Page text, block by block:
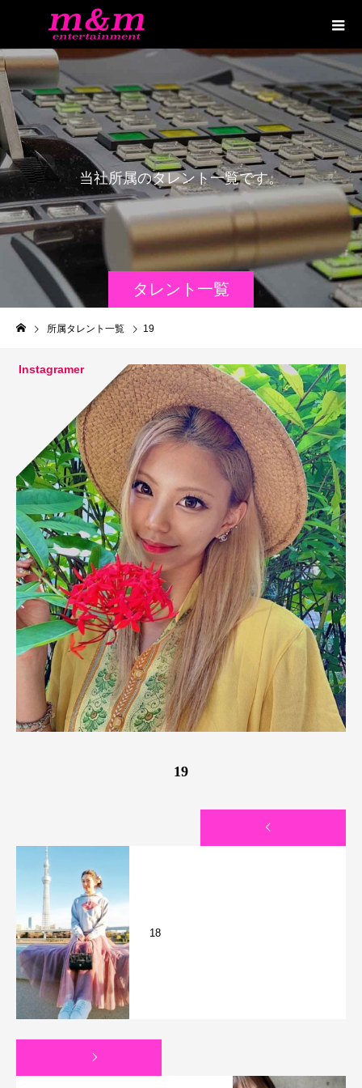
タレント一覧
当社所属のタレント 一覧です。
所属タレント一覧 19
Instagramer
19
18